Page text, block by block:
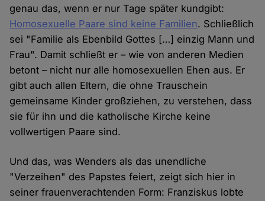
genau das, wenn er nur Tage später kundgibt:
Homosexuelle Paare sind keine Familien. Schließlich
sei "Familie als Ebenbild Gottes […] einzig Mann und
Frau". Damit schließt er – wie von anderen Medien
betont – nicht nur alle homosexuellen Ehen aus. Er
gibt auch allen Eltern, die ohne Trauschein
gemeinsame Kinder großziehen, zu verstehen, dass
sie für ihn und die katholische Kirche keine
vollwertigen Paare sind.
Und das, was Wenders als das unendliche
"Verzeihen" des Papstes feiert, zeigt sich hier in
seiner frauenverachtenden Form: Franziskus lobte